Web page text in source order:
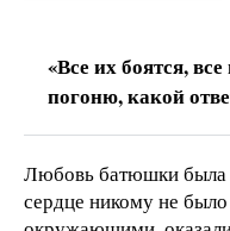
«Все их боятся,
погоню, какой
Любовь батюшки была
сердце никому не